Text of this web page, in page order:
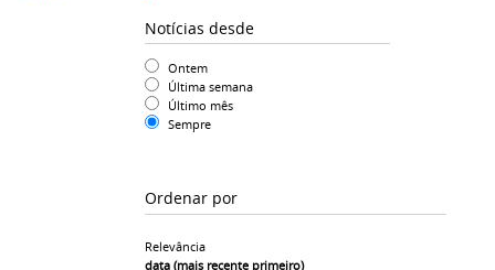
Notícias desde
Ontem
Última semana
Último mês
Sempre
Ordenar por
Relevância
data (mais recente primeiro)